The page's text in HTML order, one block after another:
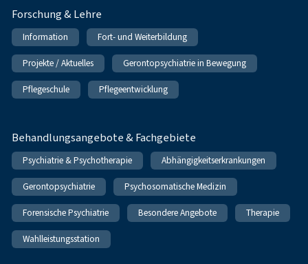
Forschung & Lehre
Information Fort- und Weiterbildung
Projekte / Aktuelles Gerontopsychiatrie in Bewegung
Pflegeschule Pflegeentwicklung
Behandlungsangebote & Fachgebiete
Psychiatrie & Psychotherapie Abhängigkeitserkrankungen
Gerontopsychiatrie Psychosomatische Medizin
Forensische Psychiatrie Besondere Angebote Therapie
Wahlleistungsstation